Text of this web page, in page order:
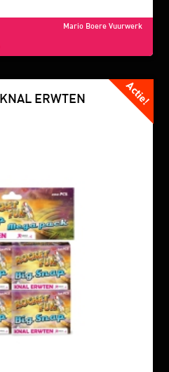
Mario Boere Vuurwerk
KNAL ERWTEN